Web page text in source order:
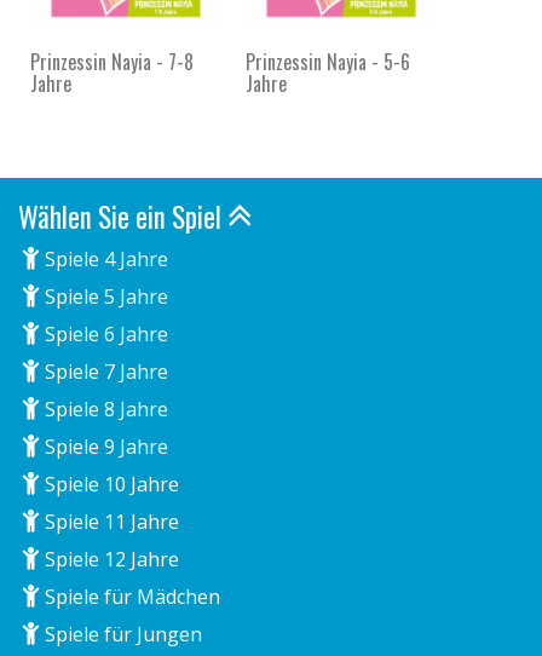
Prinzessin Nayia - 7-8
Jahre
Prinzessin Nayia - 5-6
Jahre
Wählen Sie ein Spiel
Spiele 4 Jahre
Spiele 5 Jahre
Spiele 6 Jahre
Spiele 7 Jahre
Spiele 8 Jahre
Spiele 9 Jahre
Spiele 10 Jahre
Spiele 11 Jahre
Spiele 12 Jahre
Spiele für Mädchen
Spiele für Jungen